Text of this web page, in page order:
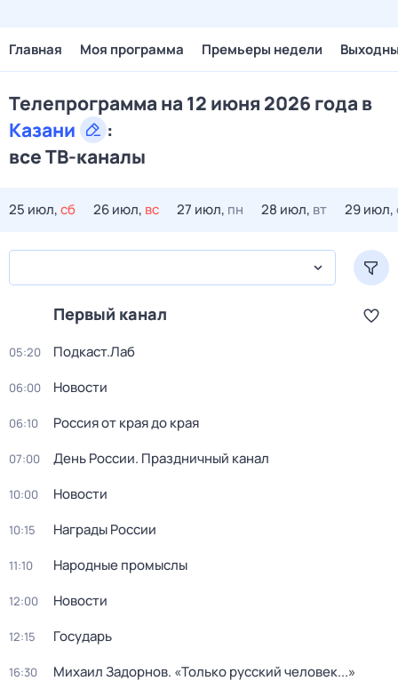
Главная Моя программа Премьеры недели
Телепрограмма на 12 июня 2026 года в
Казани
:
все ТВ-каналы
25 июл,сб 26 июл, вс 27 июл, пн 28 июл, вт 29 июл,
Первый канал
05:20 Подкаст.Лаб
06:00 Новости
06:10 Россия от края до края
07:00 День России. Праздничный канал
10:00 Новости
10:15 Награды России
11:10 Народные промыслы
12:00 Новости
12:15 Государь
16:30 Михаил Задорнов. «Только русский человек...»